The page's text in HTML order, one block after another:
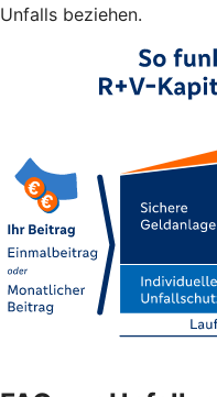
Unfalls beziehen.